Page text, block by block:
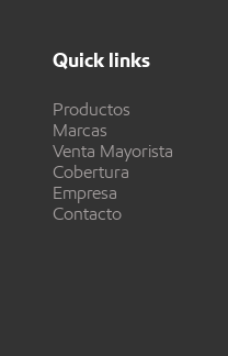
Quick links
Productos
Marcas
Venta Mayorista
Cobertura
Empresa
Contacto